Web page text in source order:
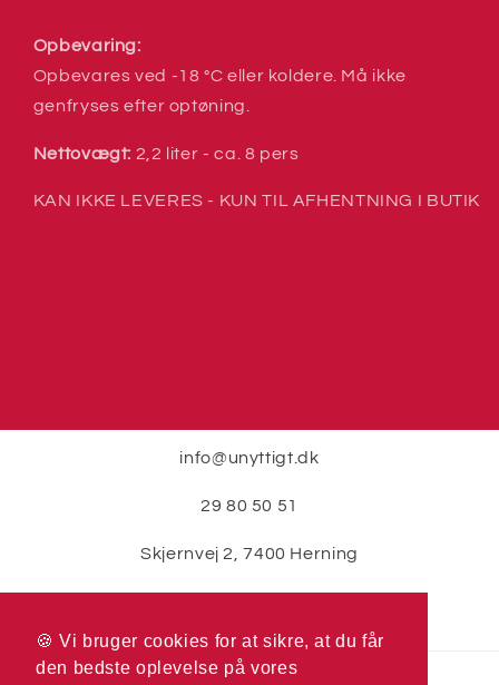
🍪 Vi bruger cookies for at sikre, at du får
den bedste oplevelse på vores
🍪 Vi bruger cookies for at sikre, at du får
den bedste oplevelse på vores
Opbevaring:
Opbevares ved -18 °C eller koldere. Må ikke
genfryses efter optøning.
Nettovægt: 2,2 liter - ca. 8 pers
KAN IKKE LEVERES - KUN TIL AFHENTNING I BUTIK
info@unyttigt.dk
29 80 50 51
Skjernvej 2, 7400 Herning